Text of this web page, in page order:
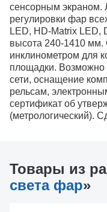
сенсорным экраном.
регулировки фар
LED, HD-Matrix LED,
высота 240-1410
инклинометром для
площадки. Возможно
сети, оснащение
рельсам,
сертификат об
(метрологический).
Товары из
света фар»